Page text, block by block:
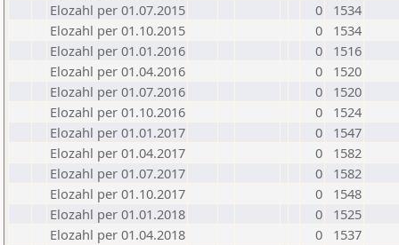
Elozahl per 01.07.2015
0
1534
Elozahl per 01.10.2015
0
1534
Elozahl per 01.01.2016
0
1516
Elozahl per 01.04.2016
0
1520
Elozahl per 01.07.2016
0
1520
Elozahl per 01.10.2016
0
1524
Elozahl per 01.01.2017
0
1547
Elozahl per 01.04.2017
0
1582
Elozahl per 01.07.2017
0
1582
Elozahl per 01.10.2017
0
1548
Elozahl per 01.01.2018
0
1525
Elozahl per 01.04.2018
0
1537